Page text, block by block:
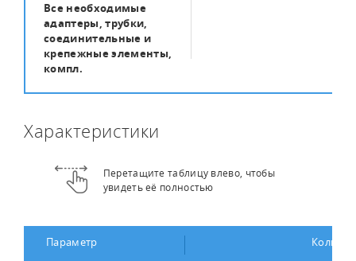
Все необходимые
адаптеры, трубки,
соединительные и
крепежные элементы,
компл.
Характеристики
Перетащите таблицу влево, чтобы
увидеть её полностью
Параметр